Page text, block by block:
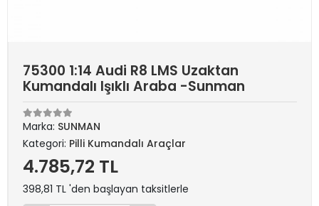
75300 1:14 Audi R8 LMS Uzaktan
Kumandalı Işıklı Araba -Sunman
Marka: SUNMAN
Kategori: Pilli Kumandalı Araçlar
4.785,72 TL
398,81 TL 'den başlayan taksitlerle